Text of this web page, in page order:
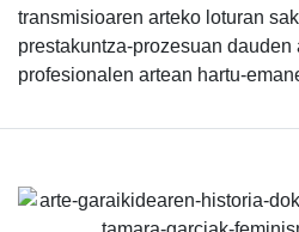
transmisioaren arteko loturan
prestakuntza-prozesuan
profesionalen artean hartu-